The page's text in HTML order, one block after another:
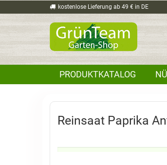
kostenlose Lieferung ab 49 € in DE
PRODUKTKATALOG
Reinsaat Paprika